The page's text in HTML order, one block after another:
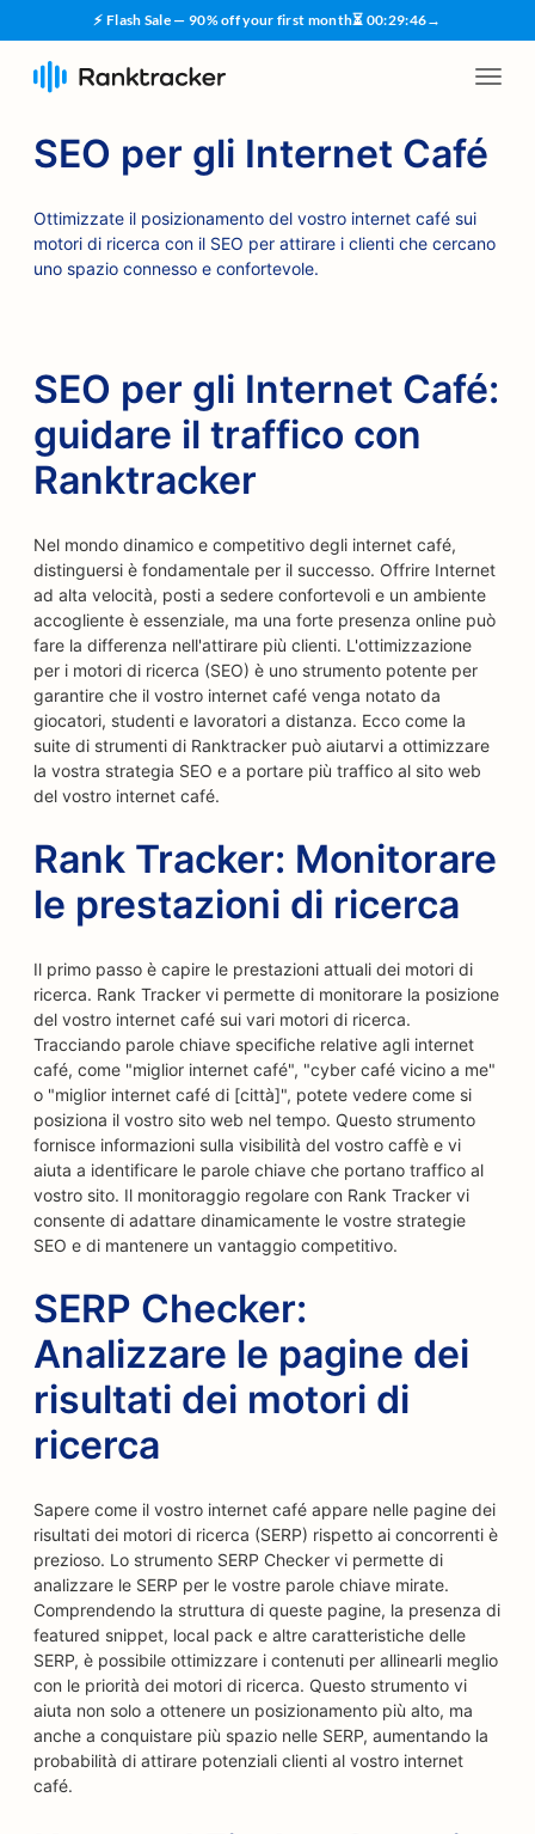
⚡ Flash Sale — 90% off your first month⏳ 00:29:45→
SEO per gli Internet Café
Ottimizzate il posizionamento del vostro internet café sui
motori di ricerca con il SEO per attirare i clienti che cercano
uno spazio connesso e confortevole.
SEO per gli Internet Café:
guidare il traffico con
Ranktracker
Nel mondo dinamico e competitivo degli internet café,
distinguersi è fondamentale per il successo. Offrire Internet
ad alta velocità, posti a sedere confortevoli e un ambiente
accogliente è essenziale, ma una forte presenza online può
fare la differenza nell'attirare più clienti. L'ottimizzazione
per i motori di ricerca (SEO) è uno strumento potente per
garantire che il vostro internet café venga notato da
giocatori, studenti e lavoratori a distanza. Ecco come la
suite di strumenti di Ranktracker può aiutarvi a ottimizzare
la vostra strategia SEO e a portare più traffico al sito web
del vostro internet café.
Rank Tracker: Monitorare
le prestazioni di ricerca
Il primo passo è capire le prestazioni attuali dei motori di
ricerca. Rank Tracker vi permette di monitorare la posizione
del vostro internet café sui vari motori di ricerca.
Tracciando parole chiave specifiche relative agli internet
café, come "miglior internet café", "cyber café vicino a me"
o "miglior internet café di [città]", potete vedere come si
posiziona il vostro sito web nel tempo. Questo strumento
fornisce informazioni sulla visibilità del vostro caffè e vi
aiuta a identificare le parole chiave che portano traffico al
vostro sito. Il monitoraggio regolare con Rank Tracker vi
consente di adattare dinamicamente le vostre strategie
SEO e di mantenere un vantaggio competitivo.
SERP Checker:
Analizzare le pagine dei
risultati dei motori di
ricerca
Sapere come il vostro internet café appare nelle pagine dei
risultati dei motori di ricerca (SERP) rispetto ai concorrenti è
prezioso. Lo strumento SERP Checker vi permette di
analizzare le SERP per le vostre parole chiave mirate.
Comprendendo la struttura di queste pagine, la presenza di
featured snippet, local pack e altre caratteristiche delle
SERP, è possibile ottimizzare i contenuti per allinearli meglio
con le priorità dei motori di ricerca. Questo strumento vi
aiuta non solo a ottenere un posizionamento più alto, ma
anche a conquistare più spazio nelle SERP, aumentando la
probabilità di attirare potenziali clienti al vostro internet
café.